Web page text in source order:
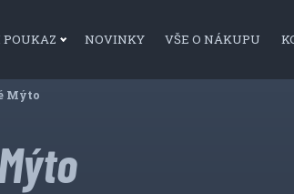
NOVINKY VŠE O NÁKUPU
Mýto